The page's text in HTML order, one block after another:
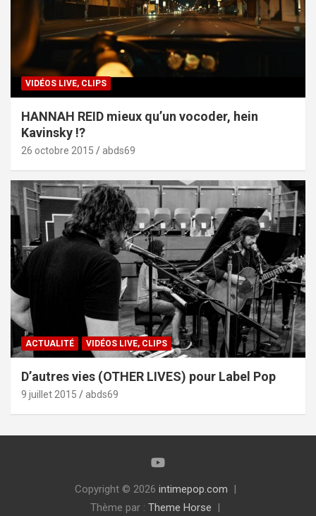
VIDÉOS LIVE, CLIPS
HANNAH REID mieux qu’un vocoder, hein
Kavinsky !?
26 octobre 2015 abds69
ACTUALITÉ VIDÉOS LIVE, CLIPS
D’autres vies (OTHER LIVES) pour Label Pop
9 juillet 2015 abds69
Copyright © 2026 intimepop.com
Thème par : Theme Horse